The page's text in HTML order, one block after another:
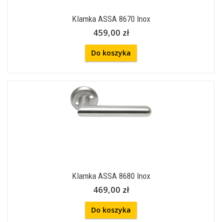
Klamka ASSA 8670 Inox
459,00 zł
Do koszyka
Klamka ASSA 8680 Inox
469,00 zł
Do koszyka